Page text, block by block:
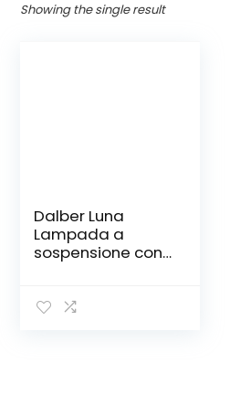
Showing the single result
Dalber Luna
Lampada a
sospensione con
incluida, plastica